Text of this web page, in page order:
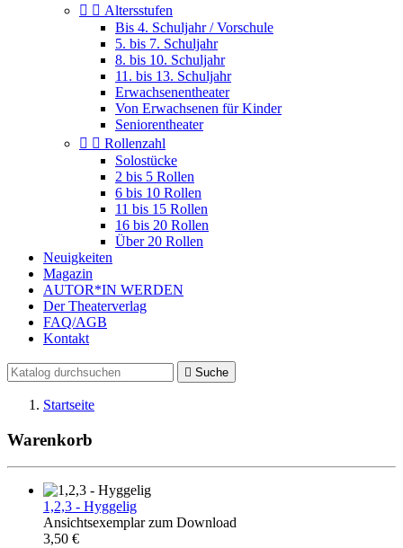
  Altersstufen
Bis 4. Schuljahr / Vorschule
5. bis 7. Schuljahr
8. bis 10. Schuljahr
11. bis 13. Schuljahr
Erwachsenentheater
Von Erwachsenen für Kinder
Seniorentheater
  Rollenzahl
Solostücke
2 bis 5 Rollen
6 bis 10 Rollen
11 bis 15 Rollen
16 bis 20 Rollen
Über 20 Rollen
Neuigkeiten
Magazin
AUTOR*IN WERDEN
Der Theaterverlag
FAQ/AGB
Kontakt
 Suche
Startseite
Warenkorb
1,2,3 - Hyggelig
Ansichtsexemplar zum Download
3,50 €